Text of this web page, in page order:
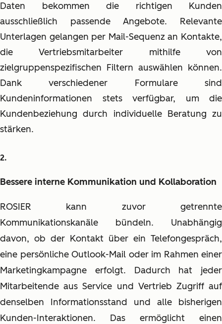
Daten bekommen die richtigen Kunden
ausschließlich passende Angebote. Relevante
Unterlagen gelangen per Mail-Sequenz an Kontakte,
die Vertriebsmitarbeiter mithilfe von
zielgruppenspezifischen Filtern auswählen können.
Dank verschiedener Formulare sind
Kundeninformationen stets verfügbar, um die
Kundenbeziehung durch individuelle Beratung zu
stärken.
Bessere interne Kommunikation und Kollaboration
ROSIER kann zuvor getrennte
Kommunikationskanäle bündeln. Unabhängig
davon, ob der Kontakt über ein Telefongespräch,
eine persönliche Outlook-Mail oder im Rahmen einer
Marketingkampagne erfolgt. Dadurch hat jeder
Mitarbeitende aus Service und Vertrieb Zugriff auf
denselben Informationsstand und alle bisherigen
Kunden-Interaktionen. Das ermöglicht einen